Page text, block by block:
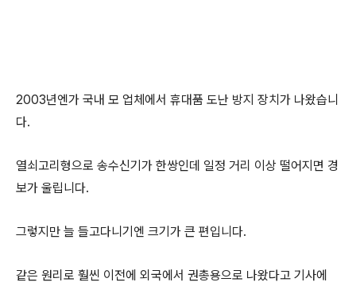
2003년엔가 국내 모 업체에서 휴대품 도난 방지 장치가 나왔습니
다.
열쇠고리형으로 송수신기가 한쌍인데 일정 거리 이상 떨어지면 경
보가 울립니다.
그렇지만 늘 들고다니기엔 크기가 큰 편입니다.
같은 원리로 훨씬 이전에 외국에서 권총용으로 나왔다고 기사에